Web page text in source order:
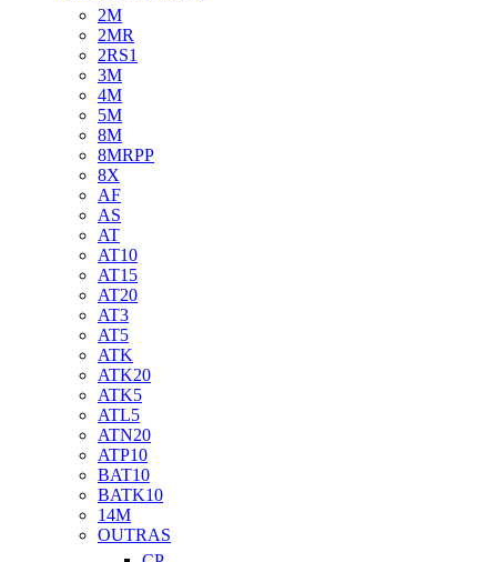
2M
2MR
2RS1
3M
4M
5M
8M
8MRPP
8X
AF
AS
AT
AT10
AT15
AT20
AT3
AT5
ATK
ATK20
ATK5
ATL5
ATN20
ATP10
BAT10
BATK10
14M
OUTRAS